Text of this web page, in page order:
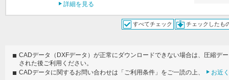
詳細を見る
すべてチェック チェックしたも
CADデータ（DXFデータ）が正常にダウンロードできない場合は、圧縮デ
された後ご利用ください。
CADデータに関するお問い合わせは「ご利用条件」をご一読の上、
お近